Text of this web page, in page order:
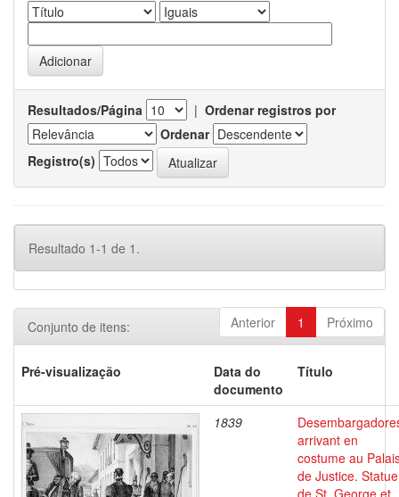
Resultados/Página | Ordenar registros por
Ordenar
Registro(s)
Resultado 1-1 de 1.
Anterior 1 Próximo
Conjunto de itens:
Pré-visualização
Data do
documento
Título
1839
arrivant en
costume au
de Justice. Statue
de St. George et